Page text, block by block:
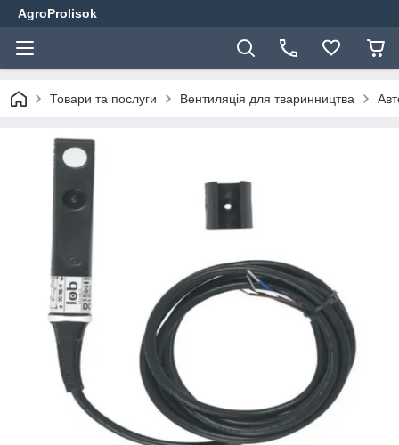
AgroProlisok
Товари та послуги Вентиляція для тваринництва